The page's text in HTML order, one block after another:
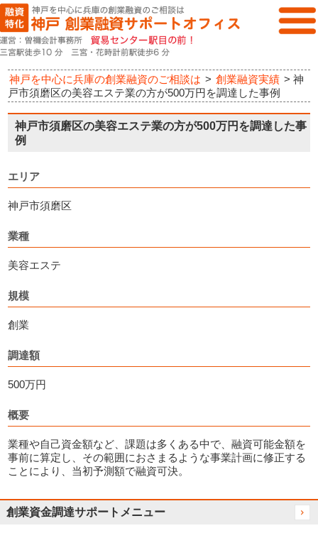
神戸を中心に兵庫の創業融資のご相談は > 創業融資実績 >神
戸市須磨区の美容エステ業の方が500万円を調達した事例
神戸市須磨区の美容エステ業の方が500万円を調達した事
例
エリア
神戸市須磨区
業種
美容エステ
規模
創業
調達額
500万円
概要
業種や自己資金額など、課題は多くある中で、融資可能金額を
事前に算定し、その範囲におさまるような事業計画に修正する
ことにより、当初予測額で融資可決。
創業資金調達サポートメニュー